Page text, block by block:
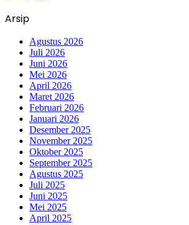
Arsip
Agustus 2026
Juli 2026
Juni 2026
Mei 2026
April 2026
Maret 2026
Februari 2026
Januari 2026
Desember 2025
November 2025
Oktober 2025
September 2025
Agustus 2025
Juli 2025
Juni 2025
Mei 2025
April 2025